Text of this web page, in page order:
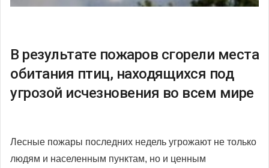
В результате пожаров сгорели места
обитания птиц, находящихся под
угрозой исчезновения во всем мире
Лесные пожары последних недель угрожают не только
людям и населенным пунктам, но и ценным